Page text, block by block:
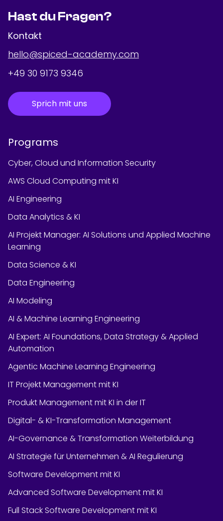
Hast du Fragen?
Kontakt
hello@spiced-academy.com
+49 30 9173 9346
Sprich mit uns
Programs
Cyber, Cloud und Information Security
AWS Cloud Computing mit KI
AI Engineering
Data Analytics & KI
AI Projekt Manager: AI Solutions und Applied Machine
Learning
Data Science & KI
Data Engineering
AI Modeling
AI & Machine Learning Engineering
AI Expert: AI Foundations, Data Strategy & Applied
Automation
Agentic Machine Learning Engineering
IT Projekt Management mit KI
Produkt Management mit KI in der IT
Digital- & KI-Transformation Management
AI-Governance & Transformation Weiterbildung
AI Strategie für Unternehmen & AI Regulierung
Software Development mit KI
Advanced Software Development mit KI
Full Stack Software Development mit KI